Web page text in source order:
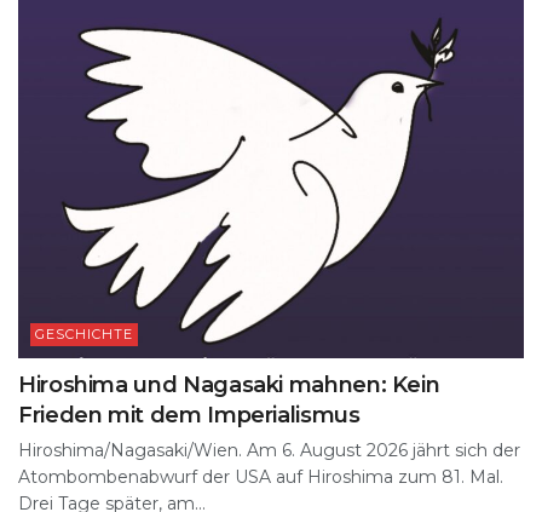
GESCHICHTE
Hiroshima und Nagasaki mahnen: Kein
Frieden mit dem Imperialismus
Hiroshima/Nagasaki/Wien. Am 6. August 2026 jährt sich der
Atombombenabwurf der USA auf Hiroshima zum 81. Mal.
Drei Tage später, am...